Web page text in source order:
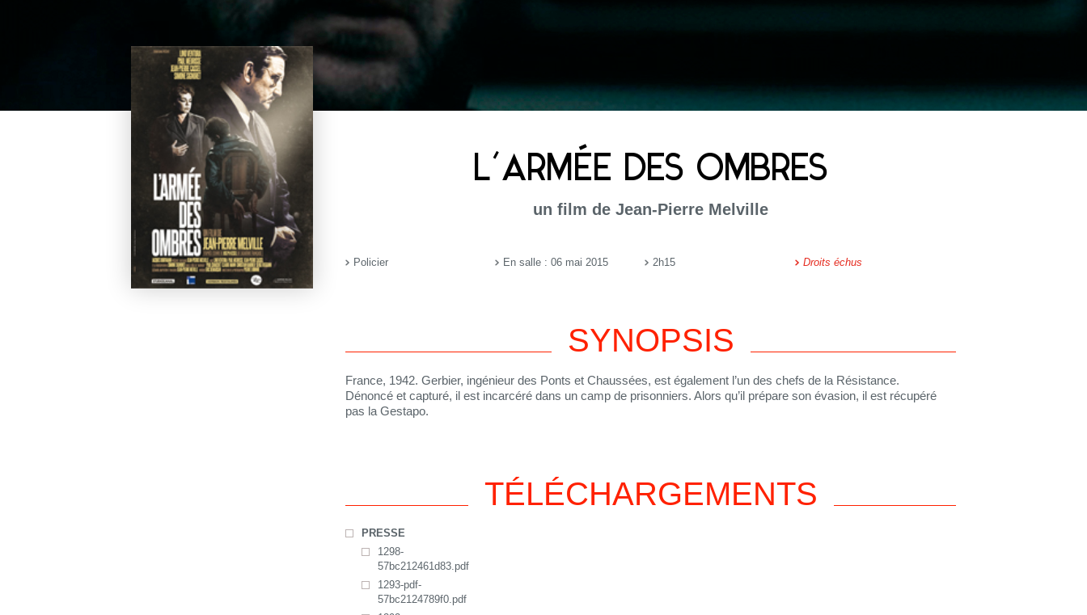
L’ARMÉE DES OMBRES
un film de Jean-Pierre Melville
Policier En salle : 06 mai 2015 2h15 Droits échus
SYNOPSIS
France, 1942. Gerbier, ingénieur des Ponts et Chaussées, est également l’un des chefs de la Résistance.
Dénoncé et capturé, il est incarcéré dans un camp de prisonniers. Alors qu’il prépare son évasion, il est récupéré
pas la Gestapo.
TÉLÉCHARGEMENTS
PRESSE
1298-
57bc212461d83.pdf
1293-pdf-
57bc2124789f0.pdf